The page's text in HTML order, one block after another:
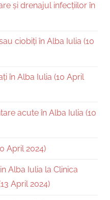
și drenajul infecțiilor în
ciobiți în Alba Iulia (10
în Alba Iulia (10 April
acute în Alba Iulia (10
April 2024)
Alba Iulia la Clinica
April 2024)